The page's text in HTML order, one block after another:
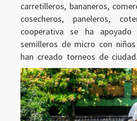
carretilleros, bananeros,
cosecheros, paneleros,
cooperativa se ha
semilleros de micro con
han creado torneos de